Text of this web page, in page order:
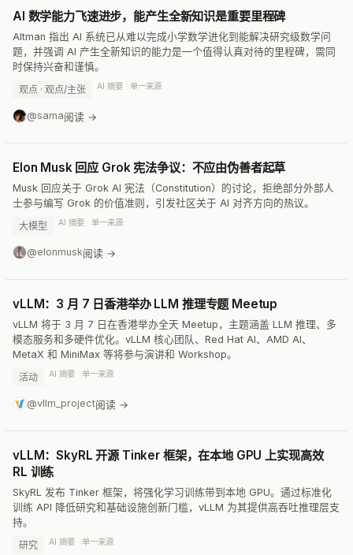
AI 数学能力飞速进步，能产生全新知识是重要里程碑
Altman 指出 AI 系统已从难以完成小学数学进化到能解决研究级数学问
题，并强调 AI 产生全新知识的能力是一个值得认真对待的里程碑，需同
时保持兴奋和谨慎。
观点 · 观点/主张
AI 摘要 · 单一来源
@sama阅读 →
Elon Musk 回应 Grok 宪法争议：不应由伪善者起草
Musk 回应关于 Grok AI 宪法（Constitution）的讨论，拒绝部分外部人
士参与编写 Grok 的价值准则，引发社区关于 AI 对齐方向的热议。
大模型
AI 摘要 · 单一来源
@elonmusk阅读 →
vLLM：3 月 7 日香港举办 LLM 推理专题 Meetup
vLLM 将于 3 月 7 日在香港举办全天 Meetup，主题涵盖 LLM 推理、多
模态服务和多硬件优化。vLLM 核心团队、Red Hat AI、AMD AI、
MetaX 和 MiniMax 等将参与演讲和 Workshop。
活动
AI 摘要 · 单一来源
@vllm_project阅读 →
vLLM：SkyRL 开源 Tinker 框架，在本地 GPU 上实现高效
RL 训练
SkyRL 发布 Tinker 框架，将强化学习训练带到本地 GPU。通过标准化
训练 API 降低研究和基础设施创新门槛，vLLM 为其提供高吞吐推理层支
持。
研究
AI 摘要 · 单一来源